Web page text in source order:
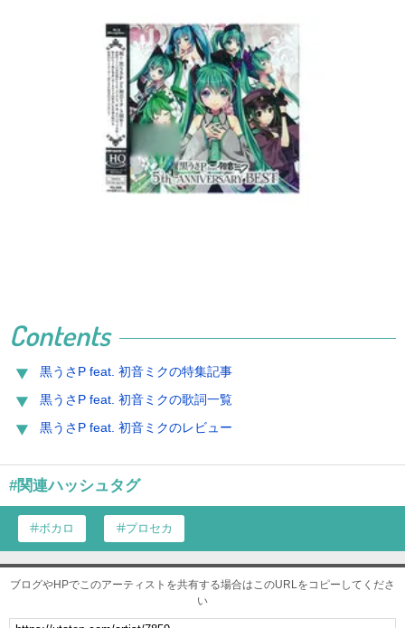
Contents
黒うさP feat. 初音ミクの特集記事
黒うさP feat. 初音ミクの歌詞一覧
黒うさP feat. 初音ミクのレビュー
#関連ハッシュタグ
ボカロ プロセカ
ブログやHPでこのアーティストを共有する場合はこのURLをコピーしてくださ
い